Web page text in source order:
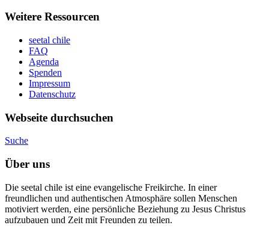
Weitere Ressourcen
seetal chile
FAQ
Agenda
Spenden
Impressum
Datenschutz
Webseite durchsuchen
Suche
Über uns
Die seetal chile ist eine evangelische Freikirche. In einer
freundlichen und authentischen Atmosphäre sollen Menschen
motiviert werden, eine persönliche Beziehung zu Jesus Christus
aufzubauen und Zeit mit Freunden zu teilen.